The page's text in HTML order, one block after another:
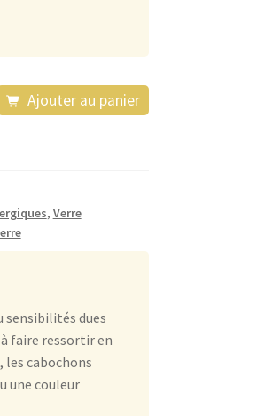
Ajouter au panier
, Verre
sensibilités dues
faire ressortir en
les cabochons
une couleur